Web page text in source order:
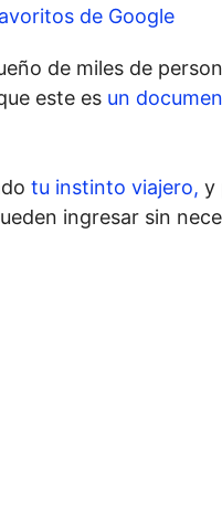
de Google
de miles de
este es un
tu instinto viajero, y
ingresar sin